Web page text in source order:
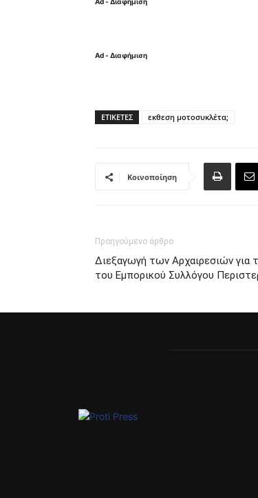
Ad - Διαφήμιση
ΕΤΙΚΈΤΕΣ εκθεση μοτοσυκλέτα;
Κοινοποίηση
Προηγούμενο άρθρο
Διεξαγωγή των Αρχαιρεσιών για
του Εμπορικού Συλλόγου